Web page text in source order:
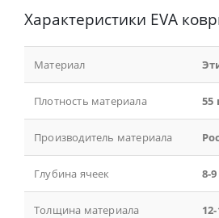
Характеристики EVA
Материал
Плотность материала 55
Производитель материала
Глубина ячеек 8-
Толщина материала